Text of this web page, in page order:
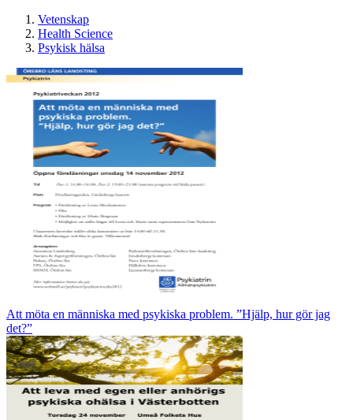
Vetenskap
Health Science
Psykisk hälsa
Att möta en människa med psykiska problem. ”Hjälp, hur gör jag
det?”